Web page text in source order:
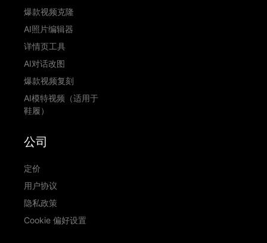
爆款视频克隆
AI照片编辑器
详情页工具
AI对话改图
爆款视频复刻
AI模特视频（适用于
鞋履）
公司
定价
用户协议
隐私政策
Cookie 偏好设置